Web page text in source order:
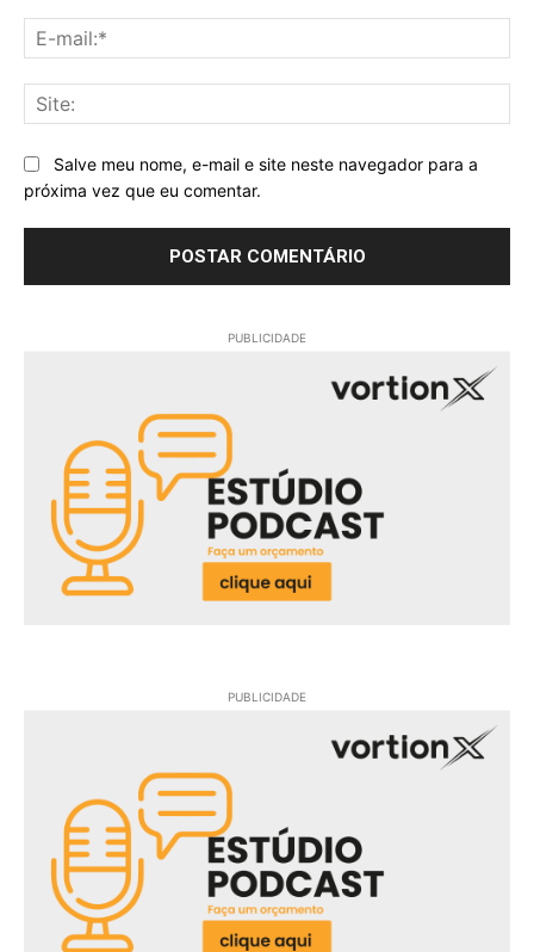
Salve meu nome, e-mail e site neste navegador para a
próxima vez que eu comentar.
PUBLICIDADE
PUBLICIDADE